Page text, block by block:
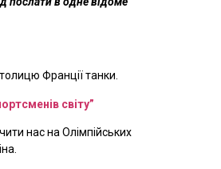
Франції танки.
світу”
нас на Олімпійських